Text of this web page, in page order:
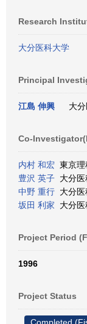
Research
大分医科大学
Principal
江島 伸興 大
Co-
内村 和宏 東京
豊沢 英子 大分
中野 重行 大分
坂田 利家 大分
Project Period
1996
Project Status